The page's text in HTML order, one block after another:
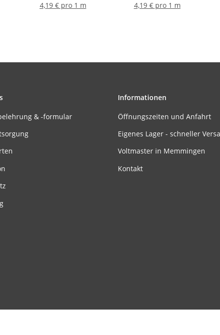
4,19 € pro 1 m
4,19 € pro 1 m
& -formular
Informationen
Öffnungszeiten und Anfahrt
Eigenes Lager - schneller
Voltmaster in Memmingen
Kontakt